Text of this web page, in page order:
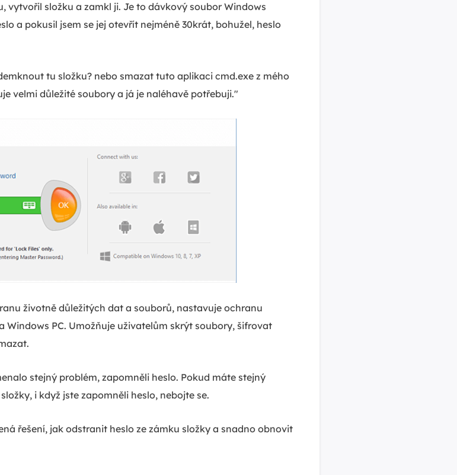
vytvořil složku a zamkl ji. Je to dávkový soubor Windows
a pokusil jsem se jej otevřít nejméně 30krát, bohužel, heslo
tu složku? nebo smazat tuto aplikaci cmd.exe z mého
velmi důležité soubory a já je naléhavě potřebuji."
životně důležitých dat a souborů, nastavuje ochranu
Windows PC. Umožňuje uživatelům skrýt soubory, šifrovat
stejný problém, zapomněli heslo. Pokud máte stejný
i když jste zapomněli heslo, nebojte se.
řešení, jak odstranit heslo ze zámku složky a snadno obnovit